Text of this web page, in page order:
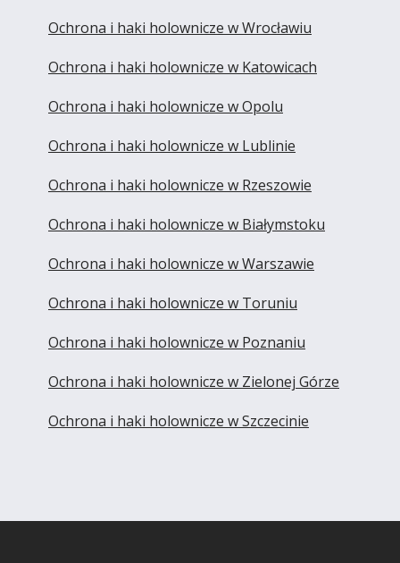
Ochrona i haki holownicze w Wrocławiu
Ochrona i haki holownicze w Katowicach
Ochrona i haki holownicze w Opolu
Ochrona i haki holownicze w Lublinie
Ochrona i haki holownicze w Rzeszowie
Ochrona i haki holownicze w Białymstoku
Ochrona i haki holownicze w Warszawie
Ochrona i haki holownicze w Toruniu
Ochrona i haki holownicze w Poznaniu
Ochrona i haki holownicze w Zielonej Górze
Ochrona i haki holownicze w Szczecinie